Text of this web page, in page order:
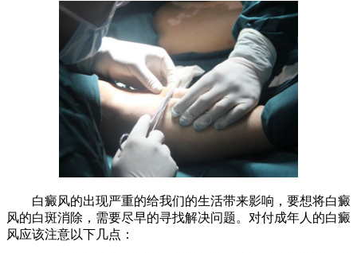
白癜风的出现严重的给我们的生活带来影响，要想将白癜
风的白斑消除，需要尽早的寻找解决问题。对付成年人的白癜
风应该注意以下几点：